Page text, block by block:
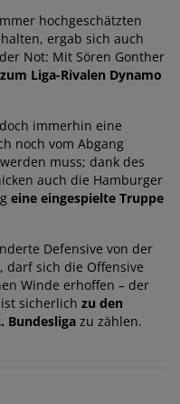
hochgeschätzten
ergab sich auch
Not: Mit Sören Gonther
Liga-Rivalen Dynamo
immerhin eine
noch vom Abgang
muss; dank des
auch die Hamburger
eine eingespielte Truppe
Defensive von der
sich die Offensive
Winde erhoffen – der
sicherlich zu den
Bundesliga zu zählen.